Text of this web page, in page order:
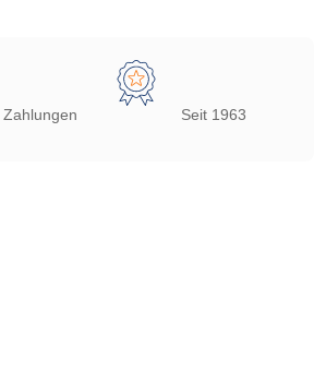
Zahlungen Seit 1963